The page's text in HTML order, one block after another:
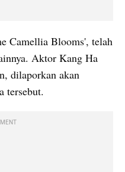
Camellia Blooms', telah
Aktor Kang Ha
dilaporkan akan
tersebut.